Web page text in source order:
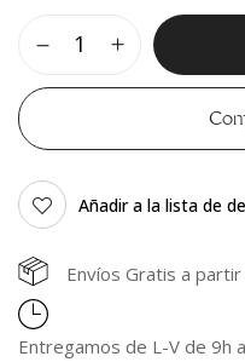
Añadir a la lista de
Envíos Gratis a
Entregamos de L-V de 9h